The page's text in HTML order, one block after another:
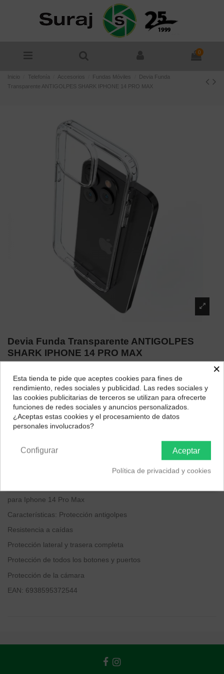
0
Inicio Telefonía Accesorios Fundas Móviles
Devia Funda
Transparente ANTIGOLPES SHARK IPHONE 14 PRO MAX
Devia Funda Transparente ANTIGOLPES
SHARK IPHONE 14 PRO MAX
12,60 €
Función: Protección de Smartphone
Material: Poliuretano + Policarbonato
para Iphone 14 Pro Max
Características: Protección antigolpes
Resistencia a caídas
Protección lateral y trasera completa
Protección de todos los botones y puertos
Protección de la cámara
EAN: 6938595372544
¿Dónde deseas recibir tu pedido?
Selecciona tu ubicación para mostrarte los precios e
impuestos correctos para tu región.
×
Esta tienda te pide que aceptes cookies para fines de
rendimiento, redes sociales y publicidad. Las redes sociales y
las cookies publicitarias de terceros se utilizan para ofrecerte
funciones de redes sociales y anuncios personalizados.
¿Aceptas estas cookies y el procesamiento de datos
personales involucrados?
Aceptar
Configurar
Política de privacidad y cookies